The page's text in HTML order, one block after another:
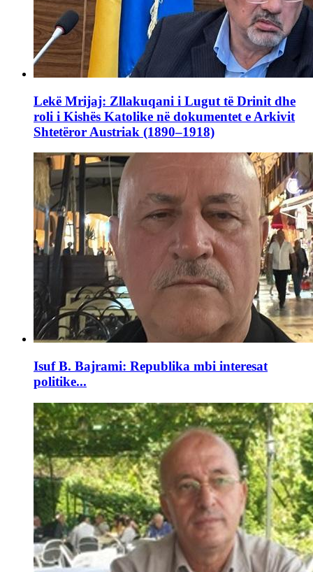
Lekë Mrijaj: Zllakuqani i Lugut të Drinit dhe
roli i Kishës Katolike në dokumentet e Arkivit
Shtetëror Austriak (1890–1918)
Isuf B. Bajrami: Republika mbi interesat
politike...